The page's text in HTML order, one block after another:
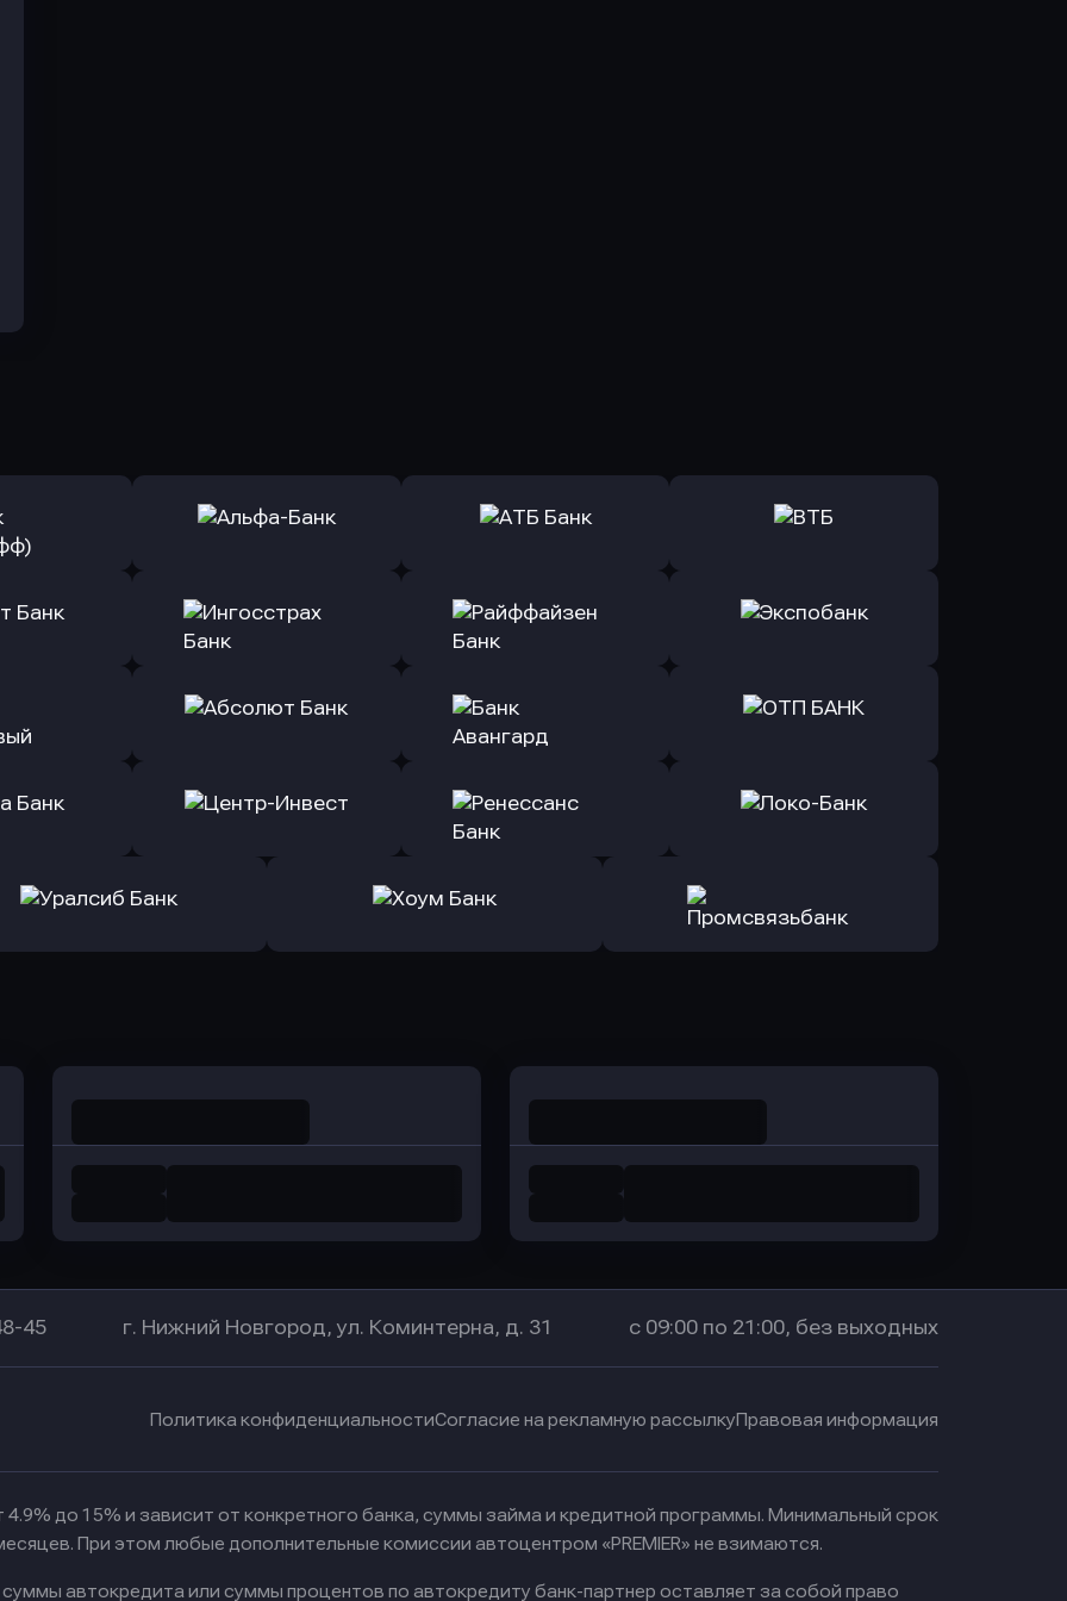
заявку
Оправить заявку
в Альфа-Банк
Оправить заявку
в АТБ Банк
Оправить заявку
заявку
Банк
Оправить заявку
Оправить заявку
в Райффайзен Банк
Оправить заявку
заявку
Оправить заявку
Оправить заявку
в Банк Авангард
Оправить заявку
заявку
Оправить заявку
в Локо-Банк
45 г. Нижний Новгород, ул. Коминтерна, д. 31 с 09:00 по 21:00, без выходных
Политика конфиденциальностиСогласие на рекламную рассылкуПравовая информация
4.9% до 15% и зависит от конкретного банка, суммы займа и кредитной программы. Минимальный срок
При этом любые дополнительные комиссии автоцентром «PREMIER» не взимаются.
автокредита или суммы процентов по автокредиту банк-партнер оставляет за собой право